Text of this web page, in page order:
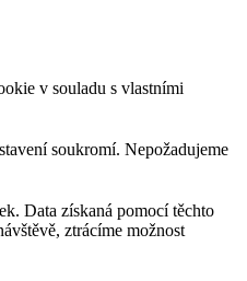
v souladu s vlastními
soukromí. Nepožadujeme
Data získaná pomocí těchto
ztrácíme možnost